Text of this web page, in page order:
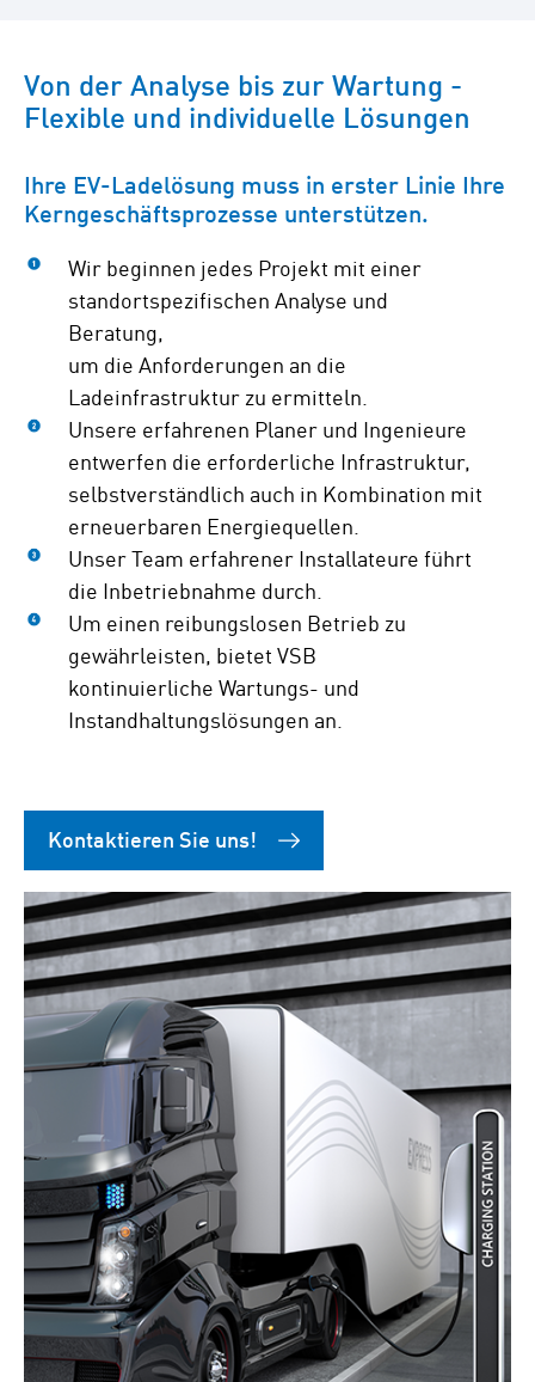
Von der Analyse bis zur Wartung -
Flexible und individuelle Lösungen
Ihre EV-Ladelösung muss in erster Linie Ihre
Kerngeschäftsprozesse unterstützen.
Wir beginnen jedes Projekt mit einer
standortspezifischen Analyse und
Beratung,
um die Anforderungen an die
Ladeinfrastruktur zu ermitteln.
Unsere erfahrenen Planer und Ingenieure
entwerfen die erforderliche Infrastruktur,
selbstverständlich auch in Kombination mit
erneuerbaren Energiequellen.
Unser Team erfahrener Installateure führt
die Inbetriebnahme durch.
Um einen reibungslosen Betrieb zu
gewährleisten, bietet VSB
kontinuierliche Wartungs- und
Instandhaltungslösungen an.
Kontaktieren Sie uns!